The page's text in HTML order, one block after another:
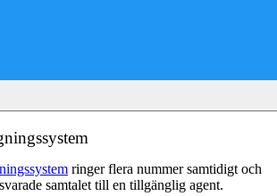
ringer flera nummer samtidigt och
samtalet till en tillgänglig agent.